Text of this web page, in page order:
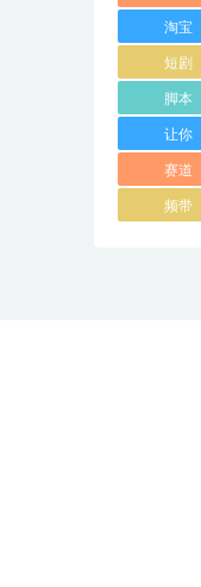
淘宝
短剧
脚本
让你
赛道
频带